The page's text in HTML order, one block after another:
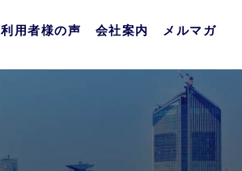
利用者様の声 会社案内 メルマガ